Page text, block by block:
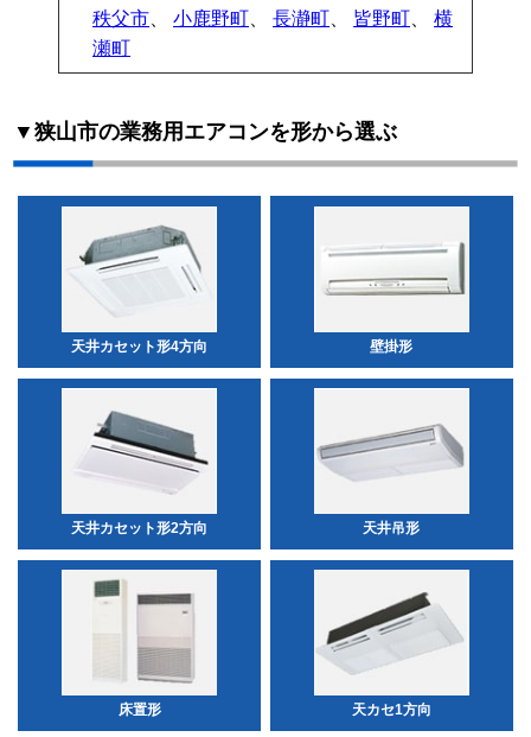
秩父市 、小鹿野町 、長瀞町 皆野町 、横
瀬町
▼狭山市の業務用エアコンを形から選ぶ
天井カセット形4方向 壁掛形
天井カセット形2方向 天井吊形
床置形 天カセ1方向